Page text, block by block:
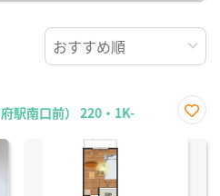
駅南口前） 220・1K-
に入